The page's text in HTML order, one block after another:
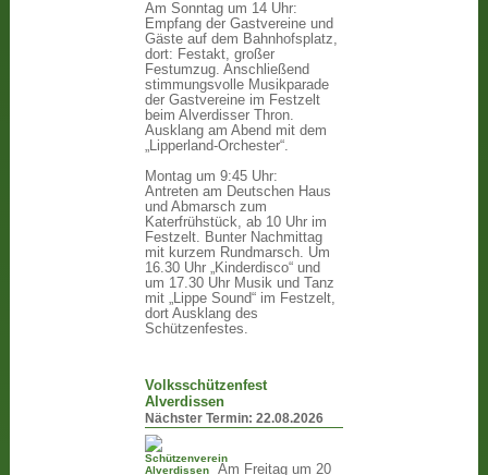
Am Sonntag um 14 Uhr:
Empfang der Gastvereine und
Gäste auf dem Bahnhofsplatz,
dort: Festakt, großer
Festumzug. Anschließend
stimmungsvolle Musikparade
der Gastvereine im Festzelt
beim Alverdisser Thron.
Ausklang am Abend mit dem
„Lipperland-Orchester“.
Montag um 9:45 Uhr:
Antreten am Deutschen Haus
und Abmarsch zum
Katerfrühstück, ab 10 Uhr im
Festzelt. Bunter Nachmittag
mit kurzem Rundmarsch. Um
16.30 Uhr „Kinderdisco“ und
um 17.30 Uhr Musik und Tanz
mit „Lippe Sound“ im Festzelt,
dort Ausklang des
Schützenfestes.
Volksschützenfest
Alverdissen
Nächster Termin: 22.08.2026
Am Freitag um 20